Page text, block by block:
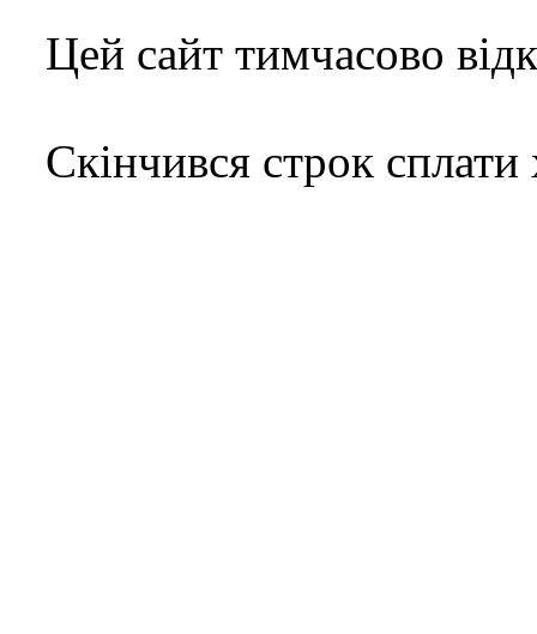
Цей сайт тимчасово
Скінчився строк сплати